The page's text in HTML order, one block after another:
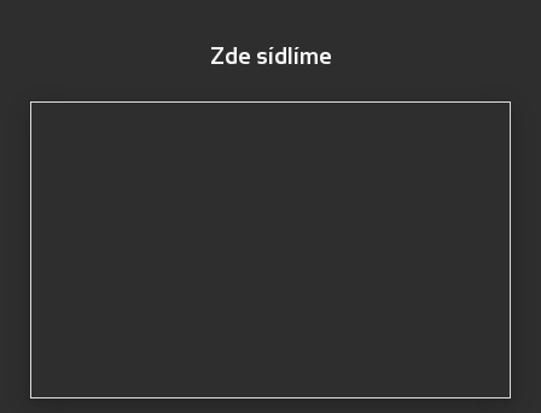
Zde sídlíme